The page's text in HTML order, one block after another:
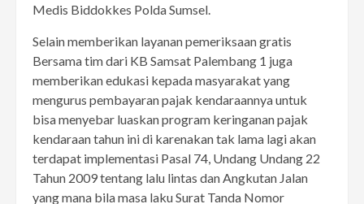
Medis Biddokkes Polda Sumsel.
Selain memberikan layanan pemeriksaan gratis
Bersama tim dari KB Samsat Palembang 1 juga
memberikan edukasi kepada masyarakat yang
mengurus pembayaran pajak kendaraannya untuk
bisa menyebar luaskan program keringanan pajak
kendaraan tahun ini di karenakan tak lama lagi akan
terdapat implementasi Pasal 74, Undang Undang 22
Tahun 2009 tentang lalu lintas dan Angkutan Jalan
yang mana bila masa laku Surat Tanda Nomor